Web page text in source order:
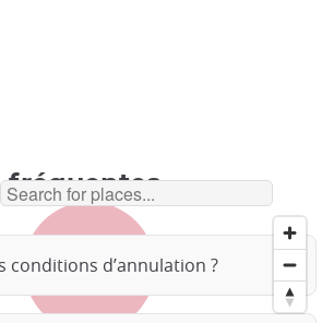
fréquentes
conditions d’annulation ?